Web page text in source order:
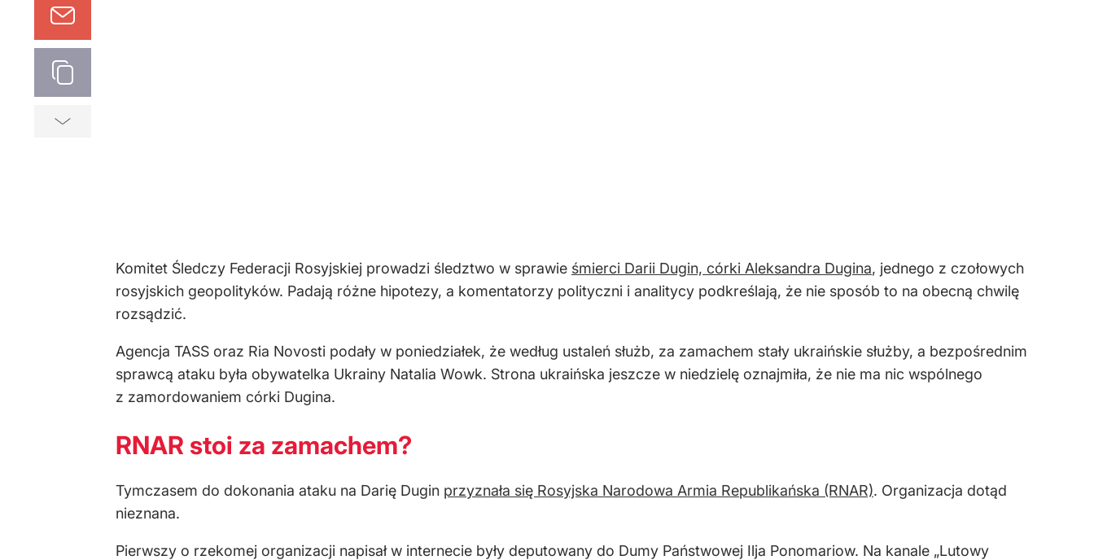
Komitet Śledczy Federacji Rosyjskiej prowadzi śledztwo w sprawie śmierci Darii Dugin, córki Aleksandra Dugina, jednego z czołowych
rosyjskich geopolityków. Padają różne hipotezy, a komentatorzy polityczni i analitycy podkreślają, że nie sposób to na obecną chwilę
rozsądzić.
Agencja TASS oraz Ria Novosti podały w poniedziałek, że według ustaleń służb, za zamachem stały ukraińskie służby, a bezpośrednim
sprawcą ataku była obywatelka Ukrainy Natalia Wowk. Strona ukraińska jeszcze w niedzielę oznajmiła, że nie ma nic wspólnego
z zamordowaniem córki Dugina.
RNAR stoi za zamachem?
Tymczasem do dokonania ataku na Darię Dugin przyznała się Rosyjska Narodowa Armia Republikańska (RNAR). Organizacja dotąd
nieznana.
Pierwszy o rzekomej organizacji napisał w internecie były deputowany do Dumy Państwowej Ilja Ponomariow. Na kanale „Lutowy